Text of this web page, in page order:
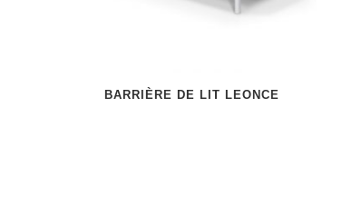
BARRIÈRE DE LIT LEONCE